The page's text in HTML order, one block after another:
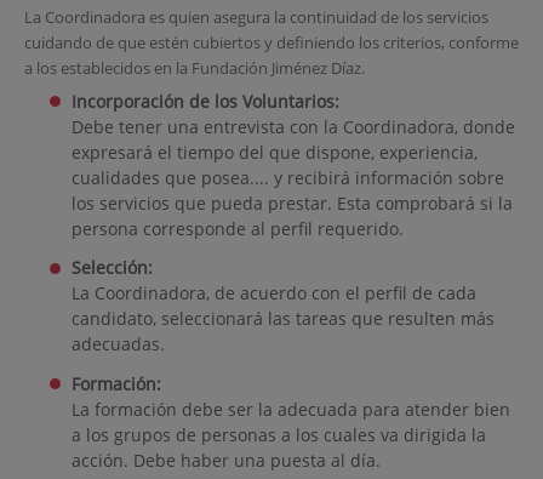
La Coordinadora es quien asegura la continuidad de los servicios
cuidando de que estén cubiertos y definiendo los criterios, conforme
a los establecidos en la Fundación Jiménez Díaz.
Incorporación de los Voluntarios:
Debe tener una entrevista con la Coordinadora, donde
expresará el tiempo del que dispone, experiencia,
cualidades que posea.... y recibirá información sobre
los servicios que pueda prestar. Esta comprobará si la
persona corresponde al perfil requerido.
Selección:
La Coordinadora, de acuerdo con el perfil de cada
candidato, seleccionará las tareas que resulten más
adecuadas.
Formación:
La formación debe ser la adecuada para atender bien
a los grupos de personas a los cuales va dirigida la
acción. Debe haber una puesta al día.